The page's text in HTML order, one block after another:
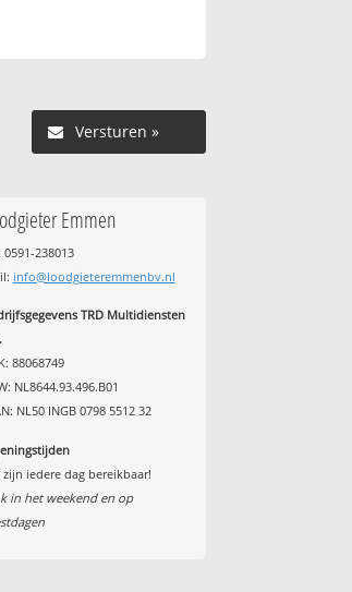
Versturen »
Emmen
0591-238013
info@loodgieteremmenbv.nl
TRD Multidiensten
88068749
NL8644.93.496.B01
NL50 INGB 0798 5512 32
zijn iedere dag bereikbaar!
in het weekend en op